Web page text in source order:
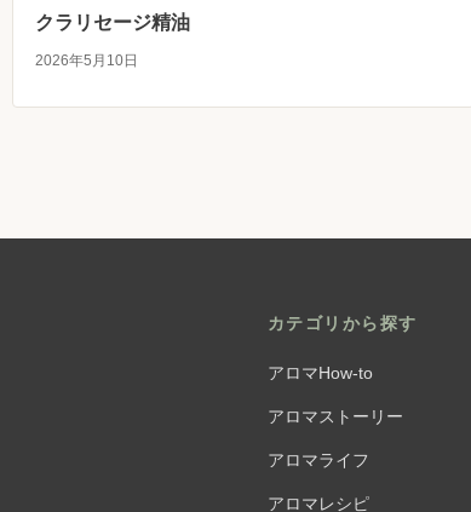
クラリセージ精油
2026年5月10日
カテゴリから探す
アロマHow-to
アロマストーリー
アロマライフ
アロマレシピ